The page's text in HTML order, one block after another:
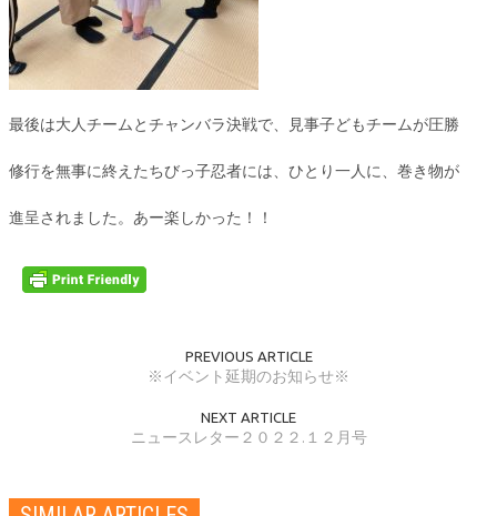
最後は大人チームとチャンバラ決戦で、見事子どもチームが圧勝
修行を無事に終えたちびっ子忍者には、ひとり一人に、巻き物が
進呈されました。あー楽しかった！！
PREVIOUS ARTICLE
※イベント延期のお知らせ※
NEXT ARTICLE
ニュースレター２０２２.１２月号